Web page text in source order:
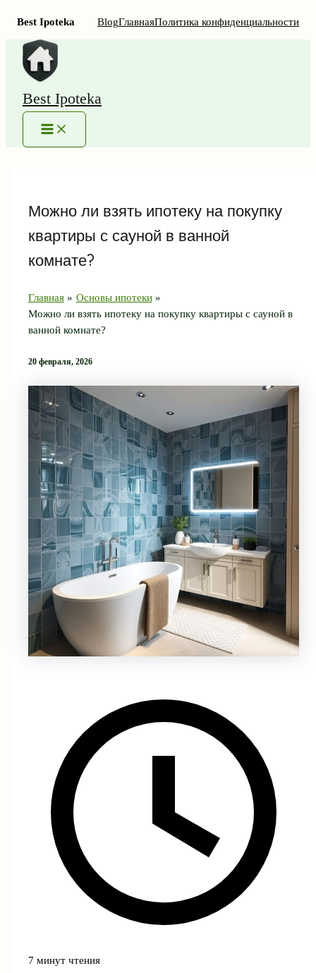
Best Ipoteka BlogГлавнаяПолитика конфиденциальности
Перейти
содержимому
Best Ipoteka
MAIN
MENU
Можно ли взять ипотеку на покупку
квартиры с сауной в ванной
комнате?
Главная
Основы ипотеки
Можно ли взять ипотеку на покупку квартиры с сауной в
ванной комнате?
20 февраля, 2026
7 минут чтения